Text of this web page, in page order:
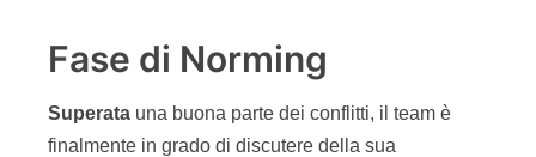
Fase di Norming
Superata una buona parte dei conflitti, il team è
finalmente in grado di discutere della sua